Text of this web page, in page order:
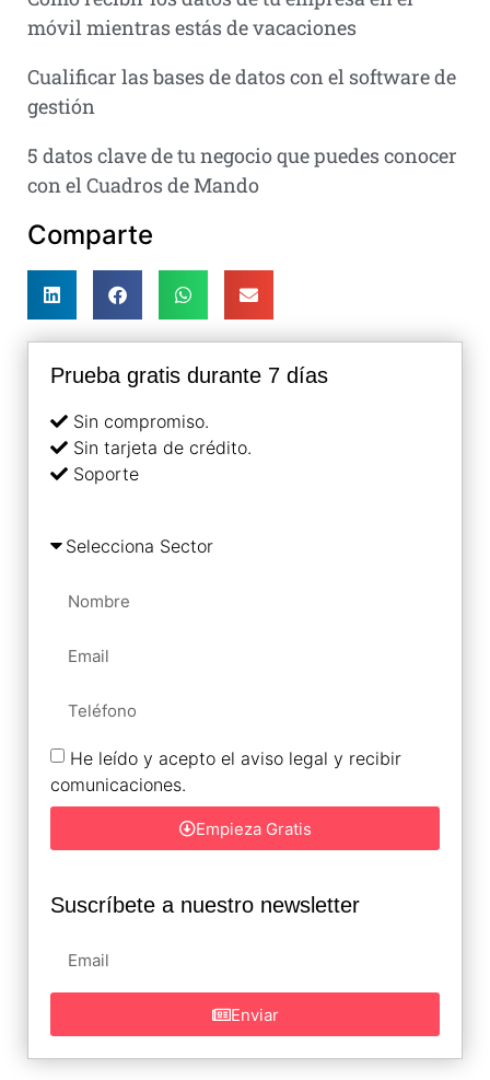
móvil mientras estás de vacaciones
Cualificar las bases de datos con el software de
gestión
5 datos clave de tu negocio que puedes conocer
con el Cuadros de Mando
Comparte
Prueba gratis durante 7 días
Sin compromiso.
Sin tarjeta de crédito.
Soporte
He leído y acepto el aviso legal y recibir
comunicaciones.
Empieza Gratis
Suscríbete a nuestro newsletter
Enviar